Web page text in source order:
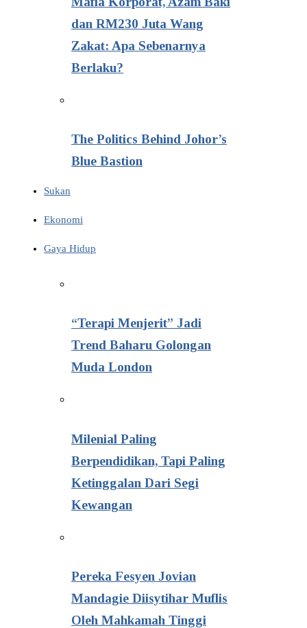
dan RM230 Juta Wang
Zakat: Apa Sebenarnya
Berlaku?
The Politics Behind Johor’s
Blue Bastion
Sukan
Ekonomi
Gaya Hidup
“Terapi Menjerit” Jadi
Trend Baharu Golongan
Muda London
Milenial Paling
Berpendidikan, Tapi Paling
Ketinggalan Dari Segi
Kewangan
Pereka Fesyen Jovian
Mandagie Diisytihar Muflis
Oleh Mahkamah Tinggi